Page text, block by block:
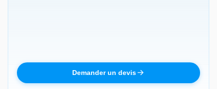
Demander un devis